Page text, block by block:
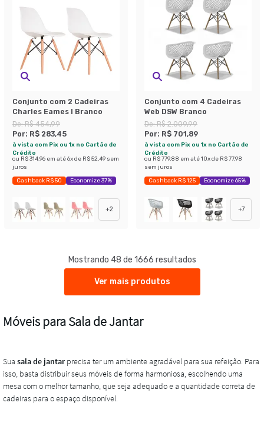
Conjunto com 2 Cadeiras
Charles Eames I Branco
De:R$ 454,99
Por: R$ 283,45
à vista com Pix ou 1x no Cartão de
Crédito
ou R$ 314,96 em até6x de R$ 52,49 sem
juros
Cashback R$ 50 Economize 37%
+2
Conjunto com 4 Cadeiras
Web DSW Branco
De:R$ 2.009,99
Por: R$ 701,89
à vista com Pix ou 1x no Cartão de
Crédito
ou R$ 779,88 em até10x de R$ 77,98
sem juros
Cashback R$ 125 Economize 65%
+7
Mostrando 48 de 1666 resultados
Ver mais produtos